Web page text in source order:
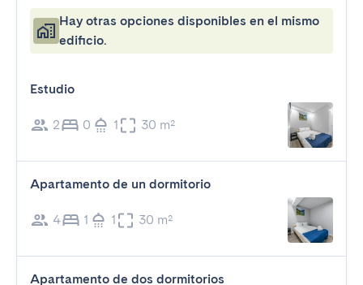
Hay otras opciones disponibles en el mismo
edificio.
Estudio
2 0 1 30 m²
Apartamento de un dormitorio
4 1 1 30 m²
Apartamento de dos dormitorios